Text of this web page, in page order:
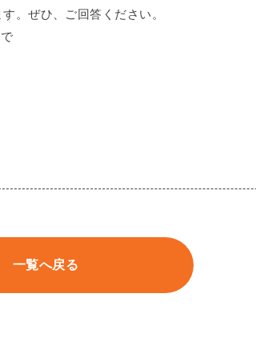
す。ぜひ、ご回答ください。
一覧へ戻る